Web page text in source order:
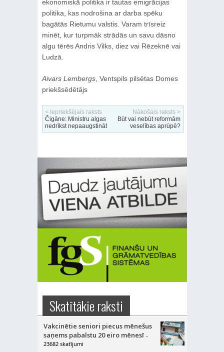
ekonomiskā politika ir tautas emigrācijas
politika, kas nodrošina ar darba spēku
bagātās Rietumu valstis. Varam trīsreiz
minēt, kur turpmāk strādās un savu dāsno
algu tērēs Andris Vilks, diez vai Rēzeknē vai
Ludzā.
Aivars Lembergs, Ventspils pilsētas Domes
priekšsēdētājs
< Iepriekšējais raksts
Čigāne: Ministru algas
nedrīkst nepaaugstināt
Nākošais raksts >
Būt vai nebūt reformām
veselības aprūpē?
Skatītākie raksti
Vakcinētie seniori piecus mēnešus
saņems pabalstu 20 eiro mēnesī -
23682 skatījumi